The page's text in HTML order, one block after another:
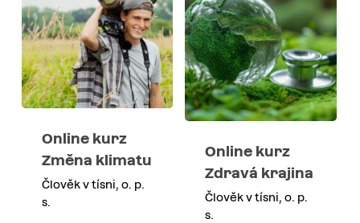
Online kurz
Změna klimatu
Člověk v tísni, o. p.
s.
Online kurz
Zdravá krajina
Člověk v tísni, o. p.
s.